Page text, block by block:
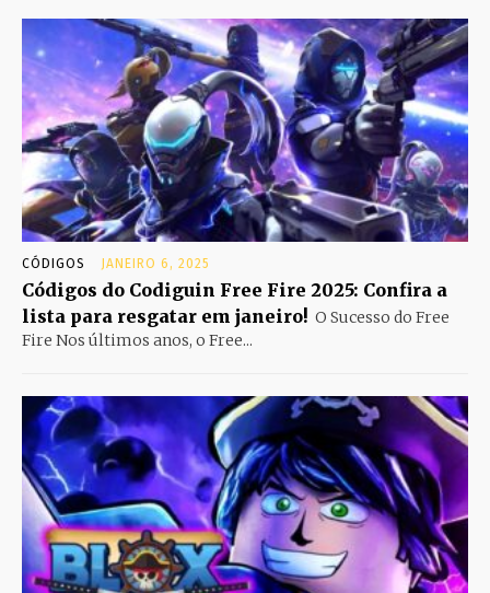
CÓDIGOS JANEIRO 6, 2025
Códigos do Codiguin Free Fire 2025: Confira a
lista para resgatar em janeiro! O Sucesso do Free
Fire Nos últimos anos, o Free...